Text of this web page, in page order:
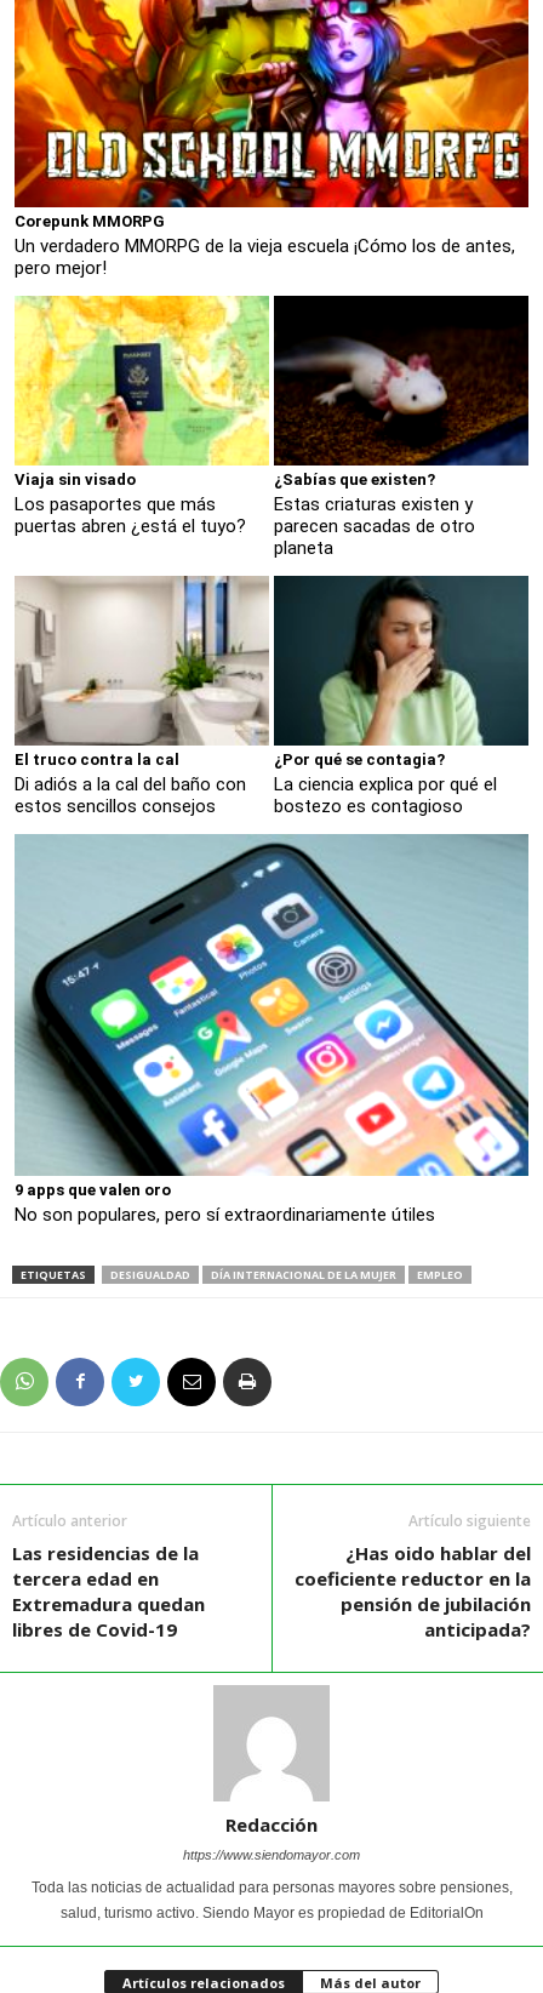
Corepunk MMORPG
Un verdadero MMORPG de la vieja escuela ¡Cómo los de antes,
pero mejor!
Viaja sin visado
Los pasaportes que más
puertas abren ¿está el tuyo?
¿Sabías que existen?
Estas criaturas existen y
parecen sacadas de otro
planeta
El truco contra la cal
Di adiós a la cal del baño con
estos sencillos consejos
¿Por qué se contagia?
La ciencia explica por qué el
bostezo es contagioso
9 apps que valen oro
No son populares, pero sí extraordinariamente útiles
ETIQUETAS DESIGUALDAD DÍA INTERNACIONAL DE LA MUJER EMPLEO
Artículo anterior
Las residencias de la
tercera edad en
Extremadura quedan
libres de Covid-19
Artículo siguiente
¿Has oido hablar del
coeficiente reductor en la
pensión de jubilación
anticipada?
Redacción
https://www.siendomayor.com
Toda las noticias de actualidad para personas mayores sobre pensiones,
salud, turismo activo. Siendo Mayor es propiedad de EditorialOn
Artículos relacionados Más del autor